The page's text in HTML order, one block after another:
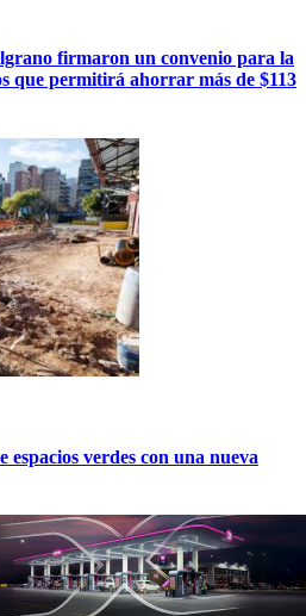
firmaron un convenio para la
que permitirá ahorrar más de $113
verdes con una nueva